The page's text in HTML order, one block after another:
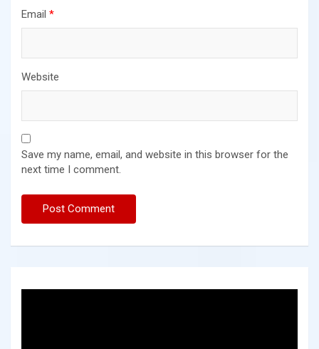
Email *
Website
Save my name, email, and website in this browser for the
next time I comment.